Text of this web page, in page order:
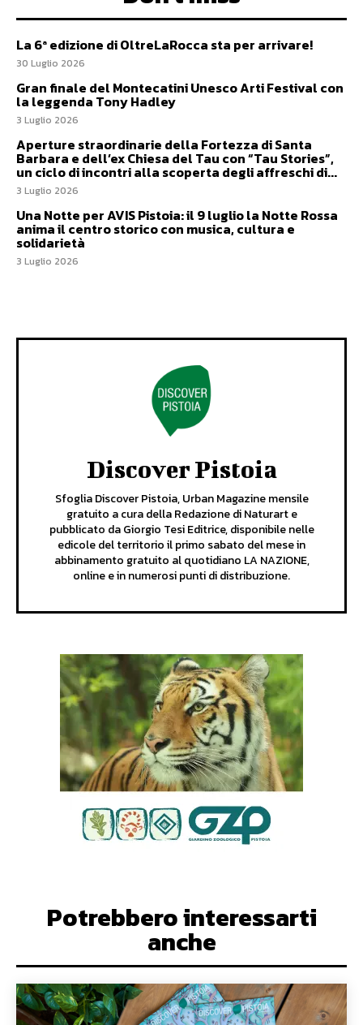
La 6ª edizione di OltreLaRocca sta per arrivare!
30 Luglio 2026
Gran finale del Montecatini Unesco Arti Festival con
la leggenda Tony Hadley
3 Luglio 2026
Aperture straordinarie della Fortezza di Santa
Barbara e dell’ex Chiesa del Tau con “Tau Stories”,
un ciclo di incontri alla scoperta degli affreschi di...
3 Luglio 2026
Una Notte per AVIS Pistoia: il 9 luglio la Notte Rossa
anima il centro storico con musica, cultura e
solidarietà
3 Luglio 2026
Discover Pistoia
Sfoglia Discover Pistoia, Urban Magazine mensile
gratuito a cura della Redazione di Naturart e
pubblicato da Giorgio Tesi Editrice, disponibile nelle
edicole del territorio il primo sabato del mese in
abbinamento gratuito al quotidiano LA NAZIONE,
online e in numerosi punti di distribuzione.
Potrebbero interessarti
anche